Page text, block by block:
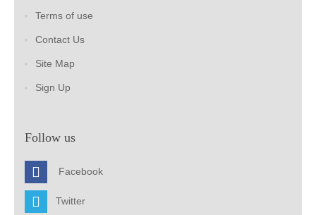
Terms of use
Contact Us
Site Map
Sign Up
Follow us
Facebook
Twitter